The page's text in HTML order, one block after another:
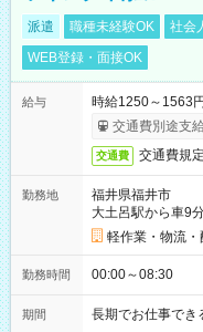
派遣 職種未経験OK 社会
WEB登録・面接OK
給与
時給1250～1563円
交通費別途支
交通費 交通費規
勤務地
福井県福井市
大土呂駅から車9
軽作業・物流・
勤務時間 00:00～08:30
期間 長期でお仕事でき